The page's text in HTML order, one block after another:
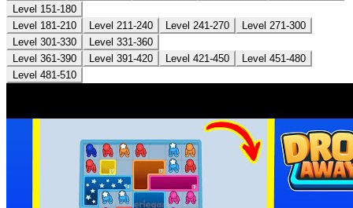
Level 151-180
Level 181-210
Level 211-240 Level 241-270
Level 271-300
Level 301-330
Level 331-360
Level 361-390
Level 391-420 Level 421-450
Level 451-480
Level 481-510